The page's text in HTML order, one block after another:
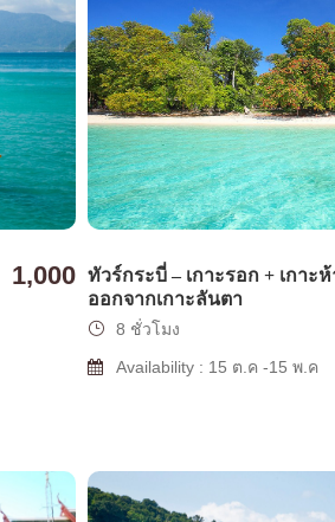
1,000 ทัวร์กระบี่ – เกาะรอก + เกาะ
ออกจากเกาะลันตา
8 ชั่วโมง
Availability : 15 ต.ค -15 พ.ค